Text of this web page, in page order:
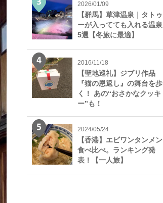
2026/01/09
【群馬】草津温泉｜タトゥ
ーが入ってても入れる温泉
5選【冬旅に最適】
2016/11/18
【聖地巡礼】ジブリ作品
『猫の恩返し』の舞台を歩
く！ あの“おさかなクッキ
ー”も！
2024/05/24
【香港】エビワンタンメン
食べ比べ。ランキング発
表！【一人旅】